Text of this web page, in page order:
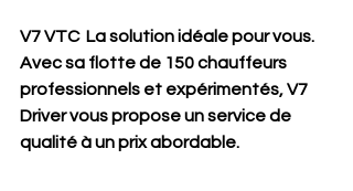
V7 VTC  La solution idéale pour vous.
Avec sa flotte de 150 chauffeurs
professionnels et expérimentés, V7
Driver vous propose un service de
qualité à un prix abordable.